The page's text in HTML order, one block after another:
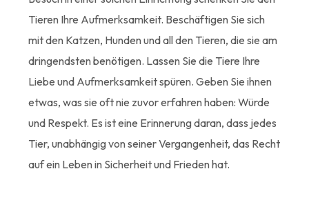
Tieren Ihre Aufmerksamkeit. Beschäftigen Sie sich
mit den Katzen, Hunden und all den Tieren, die sie am
dringendsten benötigen. Lassen Sie die Tiere Ihre
Liebe und Aufmerksamkeit spüren. Geben Sie ihnen
etwas, was sie oft nie zuvor erfahren haben: Würde
und Respekt. Es ist eine Erinnerung daran, dass jedes
Tier, unabhängig von seiner Vergangenheit, das Recht
auf ein Leben in Sicherheit und Frieden hat.